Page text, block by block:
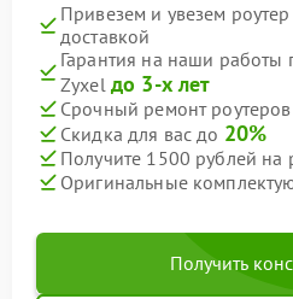
Привезем и увезем
доставкой
Гарантия на наши работы
Zyxel до 3-х лет
Срочный ремонт
Скидка для вас до 20%
Получите 1500 рублей на
Оригинальные
Получить